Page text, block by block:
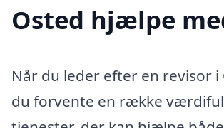
Osted hjælpe
Når du leder efter en revisor i
du forvente en række